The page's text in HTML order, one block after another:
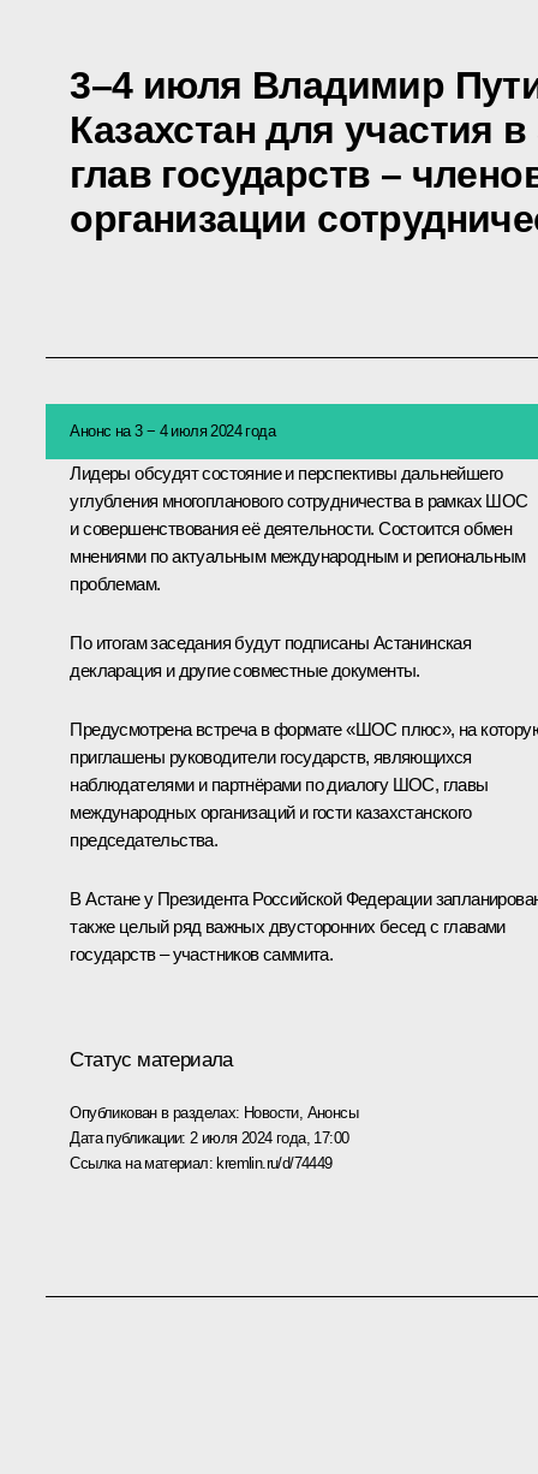
3–4 июля Владимир
Казахстан для участия
глав государств –
организации
Анонс на 3 − 4 июля 2024 года
Лидеры обсудят состояние и перспективы дальнейшего
углубления многопланового сотрудничества в рамках ШОС
и совершенствования её деятельности. Состоится обмен
мнениями по актуальным международным и региональным
проблемам.
По итогам заседания будут подписаны Астанинская
декларация и другие совместные документы.
Предусмотрена встреча в формате «ШОС плюс», на
приглашены руководители государств, являющихся
наблюдателями и партнёрами по диалогу ШОС, главы
международных организаций и гости казахстанского
председательства.
В Астане у Президента Российской Федерации
также целый ряд важных двусторонних бесед с главами
государств – участников саммита.
Статус материала
Опубликован в разделах: Новости, Анонсы
Дата публикации: 2 июля 2024 года, 17:00
Ссылка на материал:kremlin.ru/d/74449